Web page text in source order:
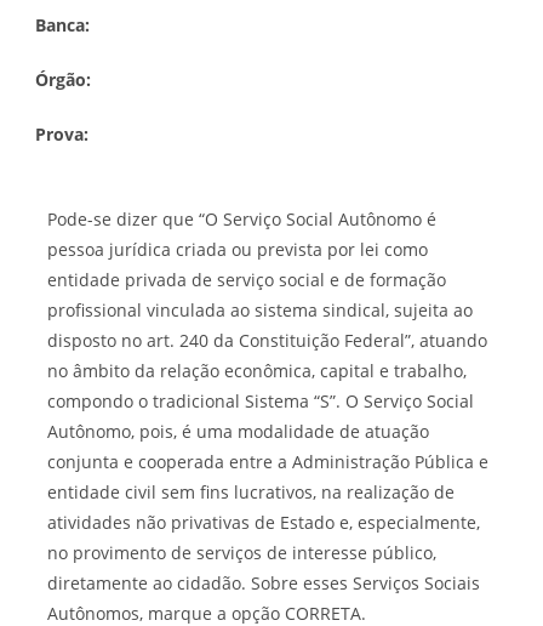
Banca:
Órgão:
Prova:
Pode-se dizer que “O Serviço Social Autônomo é
pessoa jurídica criada ou prevista por lei como
entidade privada de serviço social e de formação
profissional vinculada ao sistema sindical, sujeita ao
disposto no art. 240 da Constituição Federal”, atuando
no âmbito da relação econômica, capital e trabalho,
compondo o tradicional Sistema “S”. O Serviço Social
Autônomo, pois, é uma modalidade de atuação
conjunta e cooperada entre a Administração Pública e
entidade civil sem fins lucrativos, na realização de
atividades não privativas de Estado e, especialmente,
no provimento de serviços de interesse público,
diretamente ao cidadão. Sobre esses Serviços Sociais
Autônomos, marque a opção CORRETA.